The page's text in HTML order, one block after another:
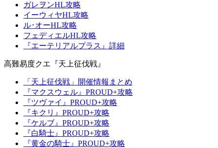
ガレヲンHL攻略
イーウィヤHL攻略
ル･オーHL攻略
フェディエルHL攻略
『エーテリアルプラス』詳細
高難易度クエ『天上征伐戦』
「天上征伐戦」開催情報まとめ
『マクスウェル』PROUD+攻略
『ツヴァイ』PROUD+攻略
『キクリ』PROUD+攻略
『ケルブ』PROUD+攻略
『白騎士』PROUD+攻略
『黄金の騎士』PROUD+攻略